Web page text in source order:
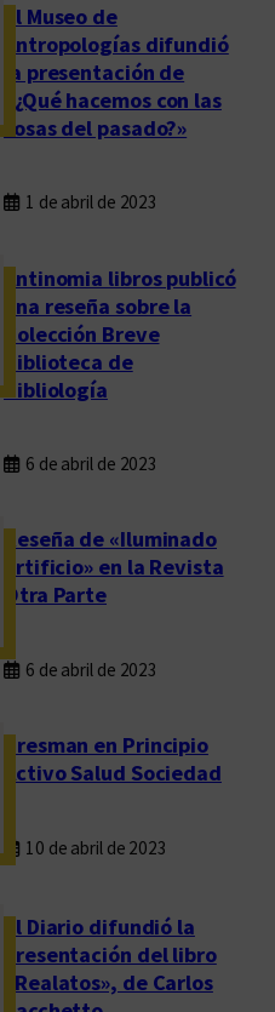
El Museo de
Antropologías difundió
la presentación de
«¿Qué hacemos con las
cosas del pasado?»
1 de abril de 2023
Antinomia libros publicó
una reseña sobre la
Colección Breve
Biblioteca de
Bibliología
6 de abril de 2023
Reseña de «Iluminado
artificio» en la Revista
Otra Parte
6 de abril de 2023
Presman en Principio
Activo Salud Sociedad
10 de abril de 2023
El Diario difundió la
presentación del libro
«Realatos», de Carlos